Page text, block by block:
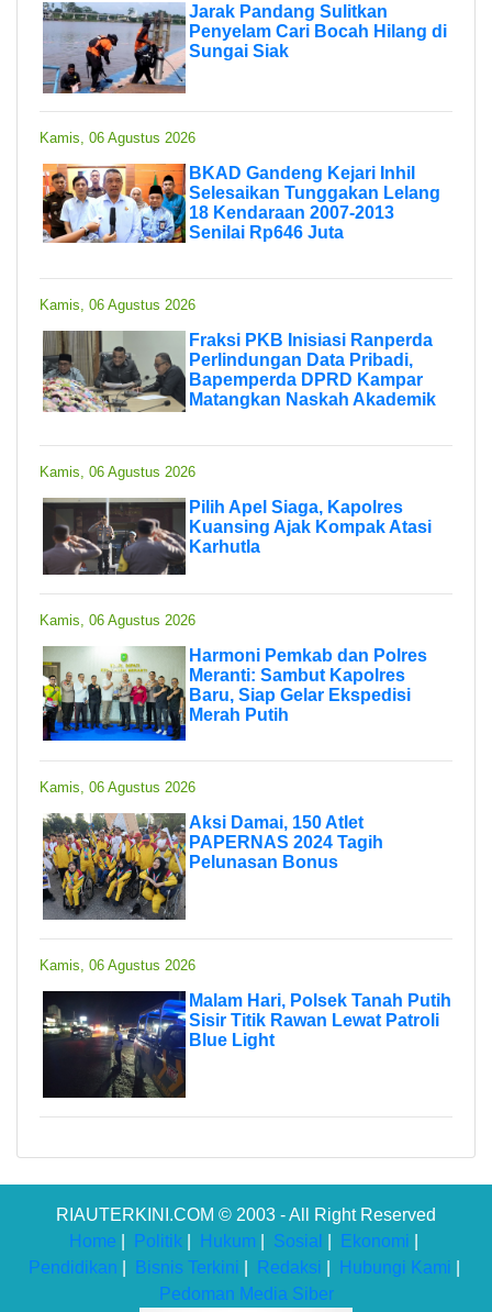
Jarak Pandang Sulitkan
Penyelam Cari Bocah Hilang di
Sungai Siak
Kamis, 06 Agustus 2026
BKAD Gandeng Kejari Inhil
Selesaikan Tunggakan Lelang
18 Kendaraan 2007-2013
Senilai Rp646 Juta
Kamis, 06 Agustus 2026
Fraksi PKB Inisiasi Ranperda
Perlindungan Data Pribadi,
Bapemperda DPRD Kampar
Matangkan Naskah Akademik
Kamis, 06 Agustus 2026
Pilih Apel Siaga, Kapolres
Kuansing Ajak Kompak Atasi
Karhutla
Kamis, 06 Agustus 2026
Harmoni Pemkab dan Polres
Meranti: Sambut Kapolres
Baru, Siap Gelar Ekspedisi
Merah Putih
Kamis, 06 Agustus 2026
Aksi Damai, 150 Atlet
PAPERNAS 2024 Tagih
Pelunasan Bonus
Kamis, 06 Agustus 2026
Malam Hari, Polsek Tanah Putih
Sisir Titik Rawan Lewat Patroli
Blue Light
RIAUTERKINI.COM © 2003 - All Right Reserved
Home
Politik Hukum Sosial Ekonomi
Pendidikan
Bisnis Terkini Redaksi Hubungi Kami
Pedoman Media Siber